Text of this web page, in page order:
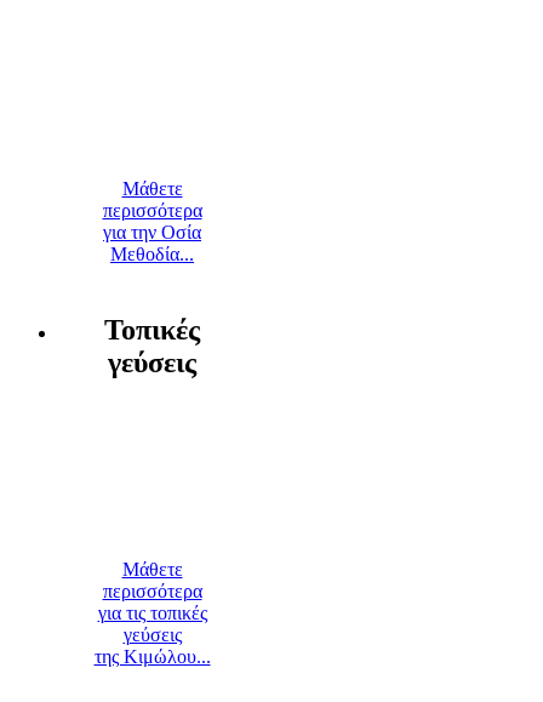
Μάθετε
περισσότερα
για την Οσία
Μεθοδία...
Τοπικές
γεύσεις
Μάθετε
περισσότερα
για τις τοπικές
γεύσεις
της Κιμώλου...